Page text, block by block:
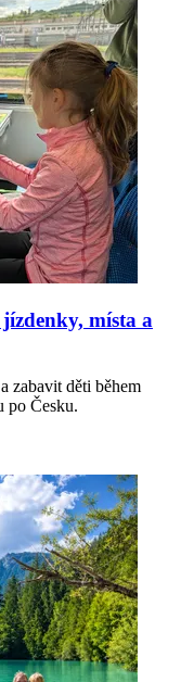
místa a
zabavit děti během
po Česku.